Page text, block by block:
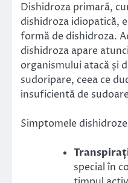
Dishidroza primară,
dishidroza idiopatică,
formă de dishidroza.
dishidroza apare
organismului atacă și
sudoripare, ceea ce
insuficientă de
Simptomele
special în